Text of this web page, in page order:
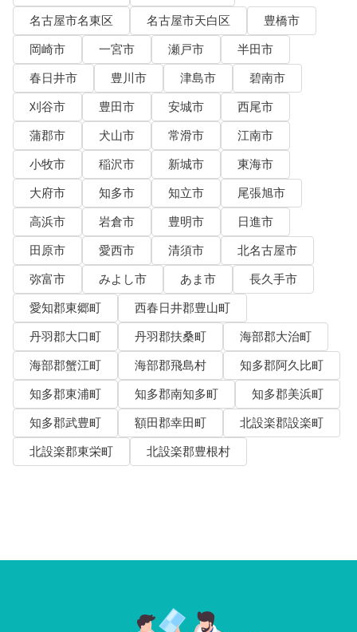
名古屋市名東区
名古屋市天白区
豊橋市
岡崎市
一宮市 瀬戸市
半田市
春日井市
豊川市 津島市
碧南市
刈谷市
豊田市 安城市
西尾市
蒲郡市
犬山市 常滑市
江南市
小牧市
稲沢市 新城市
東海市
大府市
知多市 知立市
尾張旭市
高浜市
岩倉市 豊明市
日進市
田原市
愛西市 清須市
北名古屋市
弥富市
みよし市 あま市
長久手市
愛知郡東郷町
西春日井郡豊山町
丹羽郡大口町
丹羽郡扶桑町
海部郡大治町
海部郡蟹江町
海部郡飛島村
知多郡阿久比町
知多郡東浦町
知多郡南知多町
知多郡美浜町
知多郡武豊町
額田郡幸田町
北設楽郡設楽町
北設楽郡東栄町
北設楽郡豊根村